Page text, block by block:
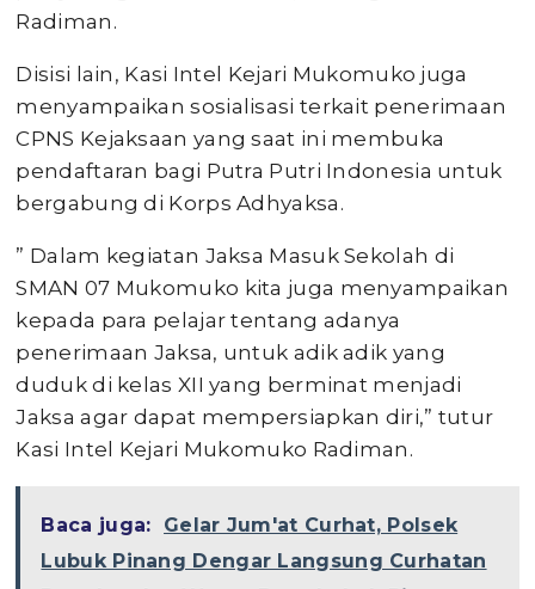
Radiman.
Disisi lain, Kasi Intel Kejari Mukomuko juga
menyampaikan sosialisasi terkait penerimaan
CPNS Kejaksaan yang saat ini membuka
pendaftaran bagi Putra Putri Indonesia untuk
bergabung di Korps Adhyaksa.
” Dalam kegiatan Jaksa Masuk Sekolah di
SMAN 07 Mukomuko kita juga menyampaikan
kepada para pelajar tentang adanya
penerimaan Jaksa, untuk adik adik yang
duduk di kelas XII yang berminat menjadi
Jaksa agar dapat mempersiapkan diri,” tutur
Kasi Intel Kejari Mukomuko Radiman.
Baca juga:
Gelar Jum'at Curhat, Polsek
Lubuk Pinang Dengar Langsung Curhatan